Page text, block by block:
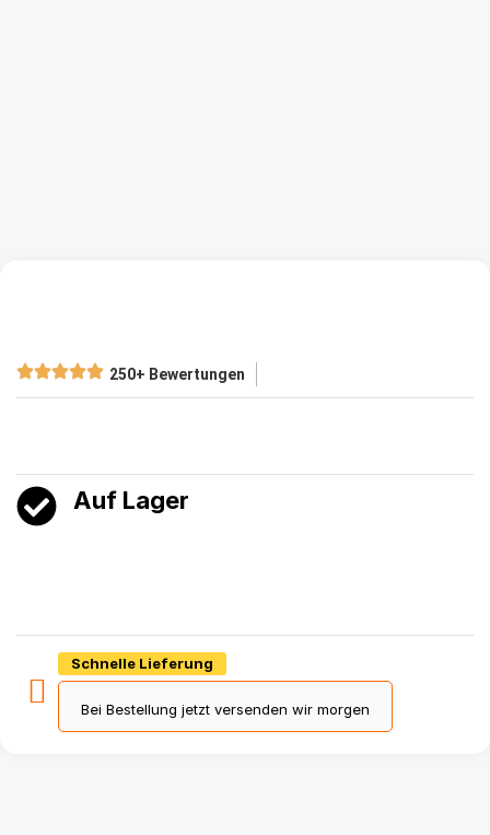
250+ Bewertungen
Auf Lager
Schnelle Lieferung
Bei Bestellung jetzt versenden wir morgen